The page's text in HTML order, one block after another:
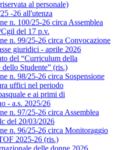
al personale)
-26 all'utenza
n. 100/25-26 circa Assemblea
del 17 p.v.
n. 99/25-26 circa Convocazione
giuridici - aprile 2026
del “Curriculum della
dello Studente” (ris.)
n. 98/25-26 circa Sospensione
uffici nel periodo
e ai primi di
- a.s. 2025/26
n. 97/25-26 circa Assemblea
del 20/03/2026
n. 96/25-26 circa Monitoraggio
2025-26 (ris.)